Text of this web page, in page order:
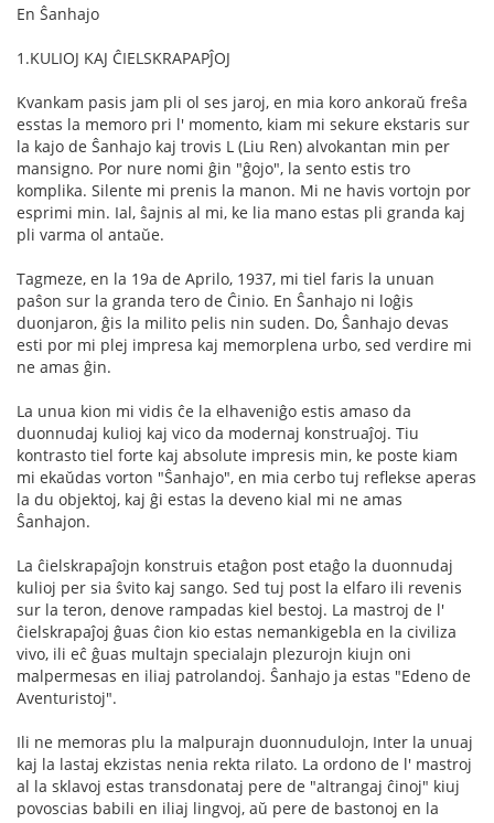
En Ŝanhajo
1.KULIOJ KAJ ĈIELSKRAPAPĴOJ
Kvankam pasis jam pli ol ses jaroj, en mia koro ankoraŭ freŝa
esstas la memoro pri l' momento, kiam mi sekure ekstaris sur
la kajo de Ŝanhajo kaj trovis L (Liu Ren) alvokantan min per
mansigno. Por nure nomi ĝin "ĝojo", la sento estis tro
komplika. Silente mi prenis la manon. Mi ne havis vortojn por
esprimi min. Ial, ŝajnis al mi, ke lia mano estas pli granda kaj
pli varma ol antaŭe.
Tagmeze, en la 19a de Aprilo, 1937, mi tiel faris la unuan
paŝon sur la granda tero de Ĉinio. En Ŝanhajo ni loĝis
duonjaron, ĝis la milito pelis nin suden. Do, Ŝanhajo devas
esti por mi plej impresa kaj memorplena urbo, sed verdire mi
ne amas ĝin.
La unua kion mi vidis ĉe la elhaveniĝo estis amaso da
duonnudaj kulioj kaj vico da modernaj konstruaĵoj. Tiu
kontrasto tiel forte kaj absolute impresis min, ke poste kiam
mi ekaŭdas vorton "Ŝanhajo", en mia cerbo tuj reflekse aperas
la du objektoj, kaj ĝi estas la deveno kial mi ne amas
Ŝanhajon.
La ĉielskrapaĵojn konstruis etaĝon post etaĝo la duonnudaj
kulioj per sia ŝvito kaj sango. Sed tuj post la elfaro ili revenis
sur la teron, denove rampadas kiel bestoj. La mastroj de l'
ĉielskrapaĵoj ĝuas ĉion kio estas nemankigebla en la civiliza
vivo, ili eĉ ĝuas multajn specialajn plezurojn kiujn oni
malpermesas en iliaj patrolandoj. Ŝanhajo ja estas "Edeno de
Aventuristoj".
Ili ne memoras plu la malpurajn duonnudulojn, Inter la unuaj
kaj la lastaj ekzistas nenia rekta rilato. La ordono de l' mastroj
al la sklavoj estas transdonataj pere de "altrangaj ĉinoj" kiuj
povoscias babili en iliaj lingvoj, aŭ pere de bastonoj en la